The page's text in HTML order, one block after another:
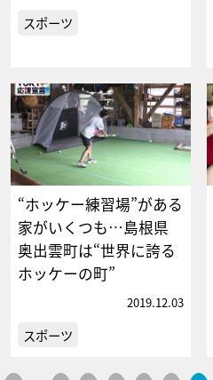
スポーツ
“ホッケー練習場”がある
家がいくつも…島根県
奥出雲町は“世界に誇る
ホッケーの町”
2019.12.03
スポーツ